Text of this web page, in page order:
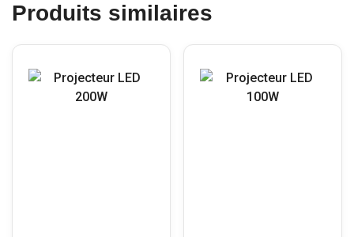
Produits similaires